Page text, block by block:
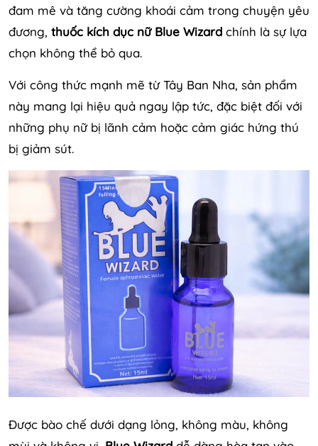
đam mê và tăng cường khoái cảm trong chuyện yêu
đương, thuốc kích dục nữ Blue Wizard chính là sự lựa
chọn không thể bỏ qua.
Với công thức mạnh mẽ từ Tây Ban Nha, sản phẩm
này mang lại hiệu quả ngay lập tức, đặc biệt đối với
những phụ nữ bị lãnh cảm hoặc cảm giác hứng thú
bị giảm sút.
Được bào chế dưới dạng lỏng, không màu, không